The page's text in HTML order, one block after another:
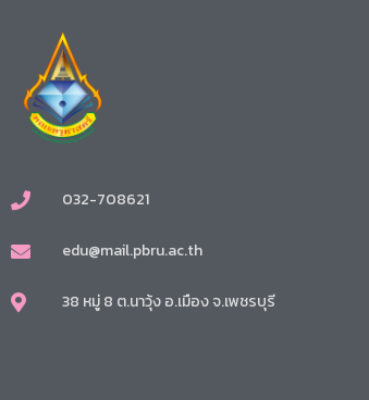
032-708621
edu@mail.pbru.ac.th
38 หมู่ 8 ต.นาวุ้ง อ.เมือง จ.เพชรบุรี